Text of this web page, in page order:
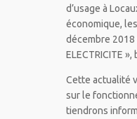
d’usage à
économique,
décembre 2018
ELECTRICITE
Cette actualité
sur le
tiendrons